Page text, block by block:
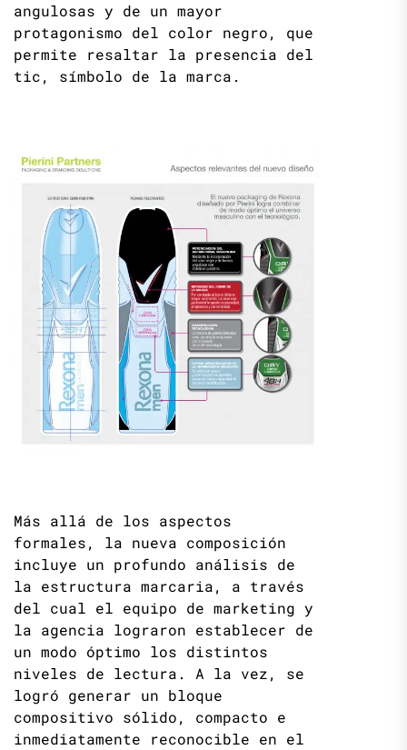
angulosas y de un mayor
protagonismo del color negro, que
permite resaltar la presencia del
tic, símbolo de la marca.
Más allá de los aspectos
formales, la nueva composición
incluye un profundo análisis de
la estructura marcaria, a través
del cual el equipo de marketing y
la agencia lograron establecer de
un modo óptimo los distintos
niveles de lectura. A la vez, se
logró generar un bloque
compositivo sólido, compacto e
inmediatamente reconocible en el